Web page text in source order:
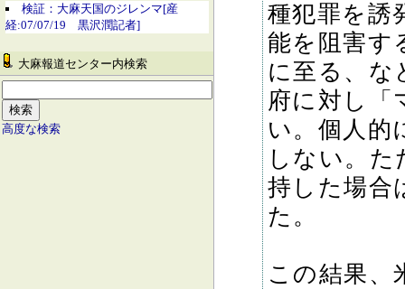
検証：大麻天国のジレンマ[産
経:07/07/19 黒沢潤記者]
大麻報道センター内検索
高度な検索
種犯罪を誘
能を阻害す
に至る、な
府に対し「
い。個人的
しない。
持した場合
た。
この結果、